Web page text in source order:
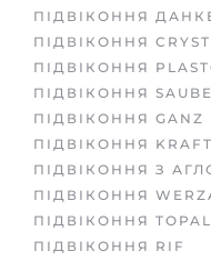
ПІДВІКОННЯ
ПІДВІКОННЯ
ПІДВІКОННЯ
ПІДВІКОННЯ
ПІДВІКОННЯ GANZ
ПІДВІКОННЯ KRAFT
ПІДВІКОННЯ З
ПІДВІКОННЯ
ПІДВІКОННЯ
ПІДВІКОННЯ RIF